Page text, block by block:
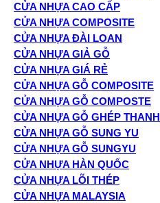
CỬA NHỰA CAO CẤP
CỬA NHỰA COMPOSITE
CỬA NHỰA ĐÀI LOAN
CỬA NHỰA GIẢ GỖ
CỬA NHỰA GIÁ RẺ
CỬA NHỰA GỖ COMPOSITE
CỬA NHỰA GỖ COMPOSTE
CỬA NHỰA GỖ GHÉP THANH
CỬA NHỰA GỖ SUNG YU
CỬA NHỰA GỖ SUNGYU
CỬA NHỰA HÀN QUỐC
CỬA NHỰA LÕI THÉP
CỬA NHỰA MALAYSIA